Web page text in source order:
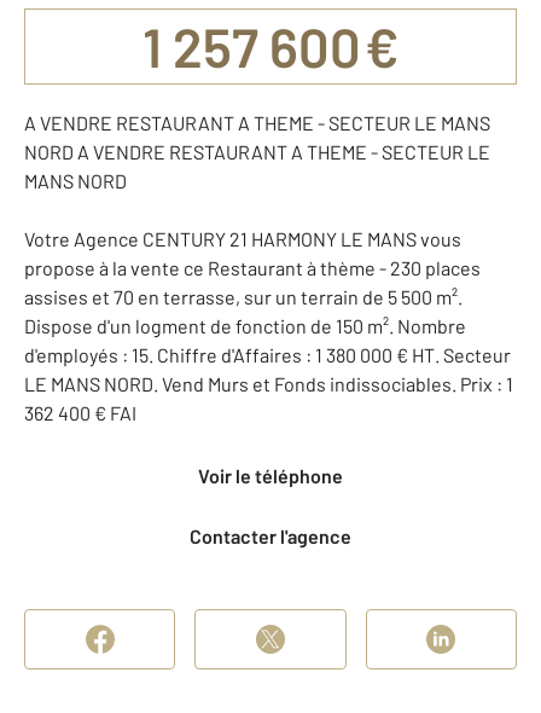
1 257 600 €
A VENDRE RESTAURANT A THEME - SECTEUR LE MANS
NORD A VENDRE RESTAURANT A THEME - SECTEUR LE
MANS NORD
Votre Agence CENTURY 21 HARMONY LE MANS vous
propose à la vente ce Restaurant à thème - 230 places
assises et 70 en terrasse, sur un terrain de 5 500 m².
Dispose d'un logment de fonction de 150 m². Nombre
d'employés : 15. Chiffre d'Affaires : 1 380 000 € HT. Secteur
LE MANS NORD. Vend Murs et Fonds indissociables. Prix : 1
362 400 € FAI
Voir le téléphone
Contacter l'agence